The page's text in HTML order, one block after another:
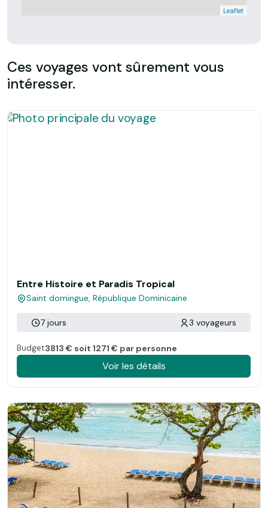
Leaflet
Ces voyages vont sûrement vous
intéresser.
Entre Histoire et Paradis Tropical
Saint domingue, République Dominicaine
7 jours 3 voyageurs
Budget3813 € soit 1271 € par personne
Voir les détails